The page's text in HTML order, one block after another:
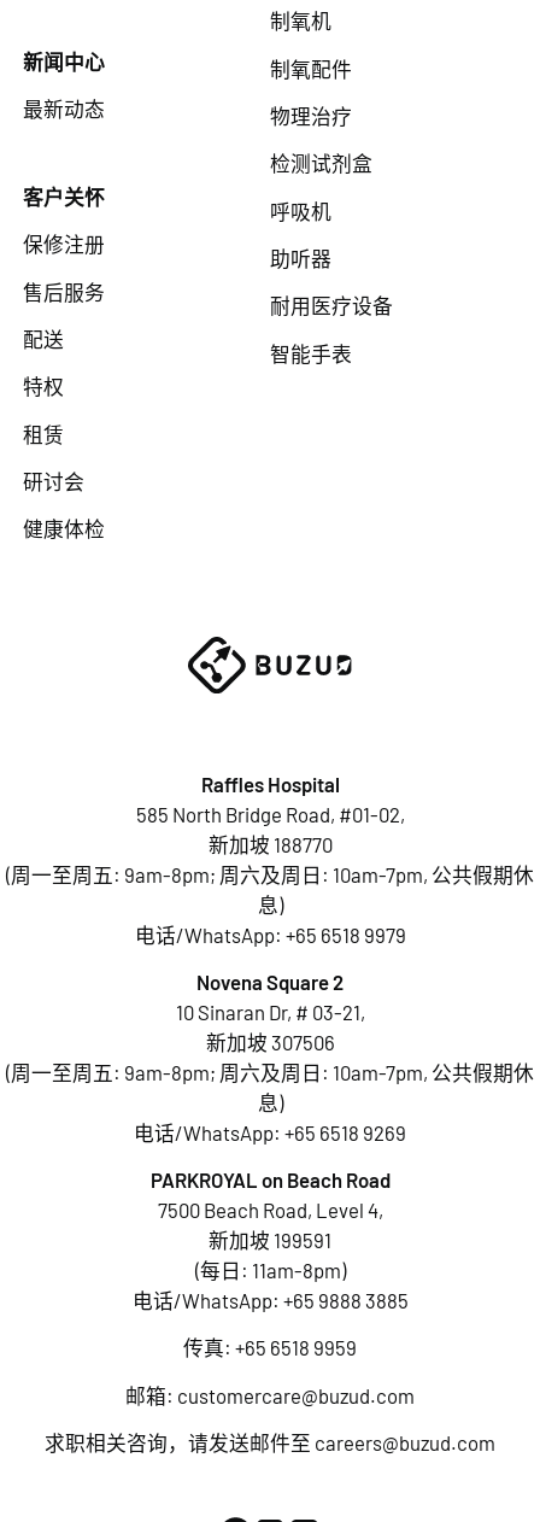
新闻中心
最新动态
客户关怀
保修注册
售后服务
配送
特权
租赁
研讨会
健康体检
制氧机
制氧配件
物理治疗
检测试剂盒
呼吸机
助听器
耐用医疗设备
智能手表
Raffles Hospital
585 North Bridge Road, #01-02,
新加坡 188770
(周一至周五: 9am-8pm; 周六及周日: 10am-7pm, 公共假期休
息)
电话/WhatsApp: +65 6518 9979
Novena Square 2
10 Sinaran Dr, # 03-21,
新加坡 307506
(周一至周五: 9am-8pm; 周六及周日: 10am-7pm, 公共假期休
息)
电话/WhatsApp: +65 6518 9269
PARKROYAL on Beach Road
7500 Beach Road, Level 4,
新加坡 199591
(每日: 11am-8pm)
电话/WhatsApp: +65 9888 3885
传真: +65 6518 9959
邮箱: customercare@buzud.com
求职相关咨询，请发送邮件至 careers@buzud.com